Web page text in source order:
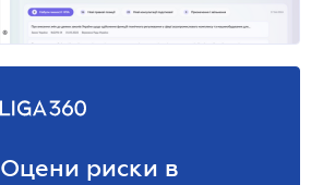
Оцени риски в